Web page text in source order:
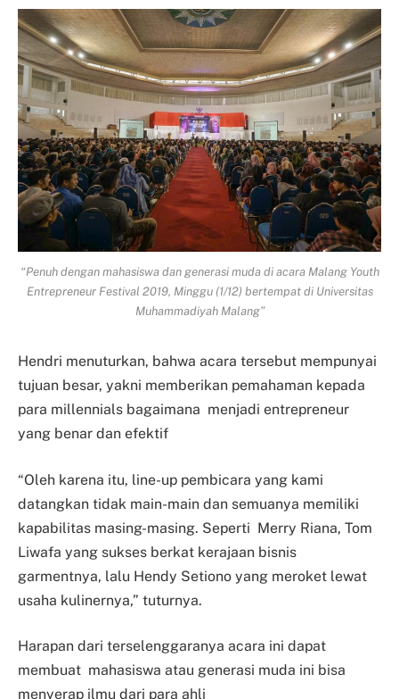
“Penuh dengan mahasiswa dan generasi muda di acara Malang Youth
Entrepreneur Festival 2019, Minggu (1/12) bertempat di Universitas
Muhammadiyah Malang”
Hendri menuturkan, bahwa acara tersebut mempunyai
tujuan besar, yakni memberikan pemahaman kepada
para millennials bagaimana menjadi entrepreneur
yang benar dan efektif
“Oleh karena itu, line-up pembicara yang kami
datangkan tidak main-main dan semuanya memiliki
kapabilitas masing-masing. Seperti Merry Riana, Tom
Liwafa yang sukses berkat kerajaan bisnis
garmentnya, lalu Hendy Setiono yang meroket lewat
usaha kulinernya,” tuturnya.
Harapan dari terselenggaranya acara ini dapat
membuat mahasiswa atau generasi muda ini bisa
menyerap ilmu dari para ahli